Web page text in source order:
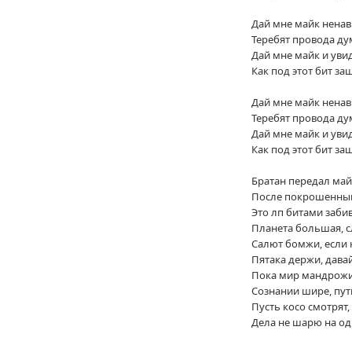
Дай мне майк
Теребят провода
Дай мне майк и
Как под этот бит
Дай мне майк
Теребят провода
Дай мне майк и
Как под этот бит
Братан передал
После
Это лп битами
Планета большая,
Салют бомжи, если
Пятака держи,
Пока мир
Сознании шире,
Пусть косо
Дела не шарю на